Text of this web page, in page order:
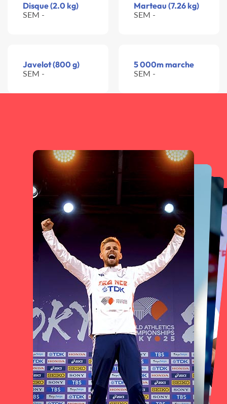
Disque (2.0 kg)
SEM -
Marteau (7.26 kg)
SEM -
Javelot (800 g)
SEM -
5 000m marche
SEM -